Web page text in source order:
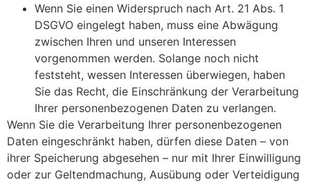
Wenn Sie einen Widerspruch nach Art. 21 Abs. 1
DSGVO eingelegt haben, muss eine Abwägung
zwischen Ihren und unseren Interessen
vorgenommen werden. Solange noch nicht
feststeht, wessen Interessen überwiegen, haben
Sie das Recht, die Einschränkung der Verarbeitung
Ihrer personenbezogenen Daten zu verlangen.
Wenn Sie die Verarbeitung Ihrer personenbezogenen
Daten eingeschränkt haben, dürfen diese Daten – von
ihrer Speicherung abgesehen – nur mit Ihrer Einwilligung
oder zur Geltendmachung, Ausübung oder Verteidigung